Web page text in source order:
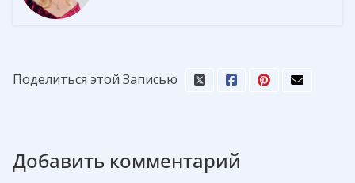
Поделиться этой Записью
Добавить комментарий